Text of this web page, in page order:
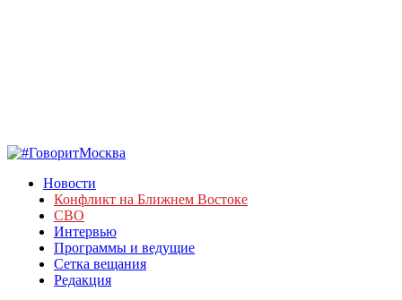
Новости
Конфликт на Ближнем Востоке
СВО
Интервью
Программы и ведущие
Сетка вещания
Редакция